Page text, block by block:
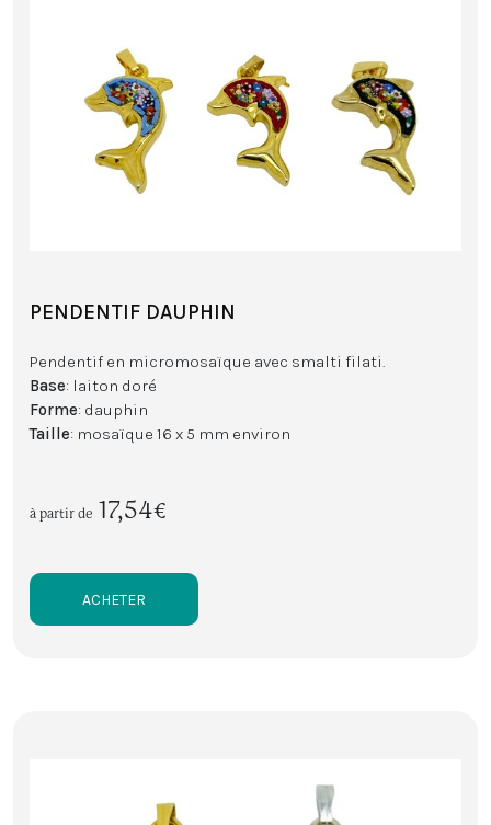
PENDENTIF DAUPHIN
Pendentif en micromosaïque avec smalti filati.
Base: laiton doré
Forme: dauphin
Taille: mosaïque 16 x 5 mm environ
à partir de 17,54€
ACHETER